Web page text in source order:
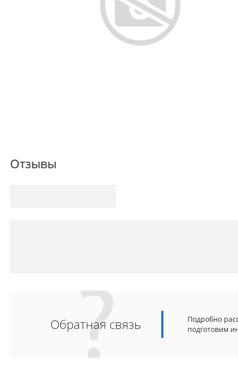
Отзывы
Обратная связь
Подробно
подготовим